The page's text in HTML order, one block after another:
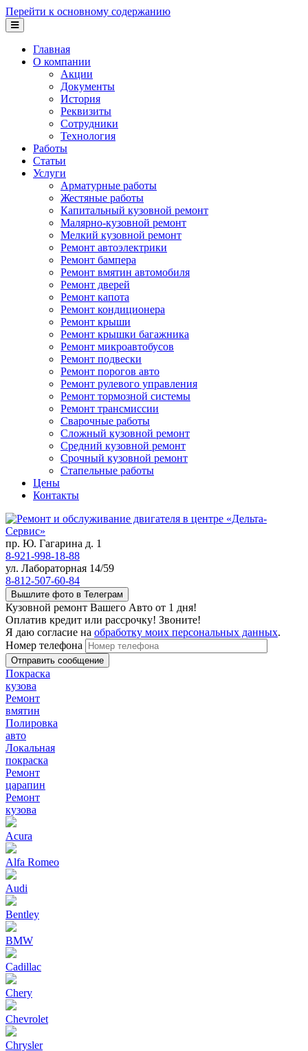
Перейти к основному содержанию
Главная
О компании
Акции
Документы
История
Реквизиты
Сотрудники
Технология
Работы
Статьи
Услуги
Арматурные работы
Жестяные работы
Капитальный кузовной ремонт
Малярно-кузовной ремонт
Мелкий кузовной ремонт
Ремонт автоэлектрики
Ремонт бампера
Ремонт вмятин автомобиля
Ремонт дверей
Ремонт капота
Ремонт кондиционера
Ремонт крыши
Ремонт крышки багажника
Ремонт микроавтобусов
Ремонт подвески
Ремонт порогов авто
Ремонт рулевого управления
Ремонт тормозной системы
Ремонт трансмиссии
Сварочные работы
Сложный кузовной ремонт
Средний кузовной ремонт
Срочный кузовной ремонт
Стапельные работы
Цены
Контакты
пр. Ю. Гагарина д. 1
8-921-998-18-88
ул. Лабораторная 14/59
8-812-507-60-84
Вышлите фото в Телеграм
Кузовной ремонт Вашего Авто от 1 дня!
Оплатив кредит или рассрочку! Звоните!
Я даю согласие на обработку моих персональных данных.
Номер телефона
Покраска
кузова
Ремонт
вмятин
Полировка
авто
Локальная
покраска
Ремонт
царапин
Ремонт
кузова
Acura
Alfa Romeo
Audi
Bentley
BMW
Cadillac
Chery
Chevrolet
Chrysler